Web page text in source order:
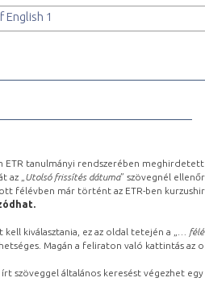
English 1
ETR tanulmányi rendszerében
„ Utolsó frissítés dátuma” szövegnél
félévben már történt az ETR-ben
kiválasztania, ez az oldal tetején a „
…
Magán a feliraton való kattintás az
írt szöveggel általános keresést végezhet